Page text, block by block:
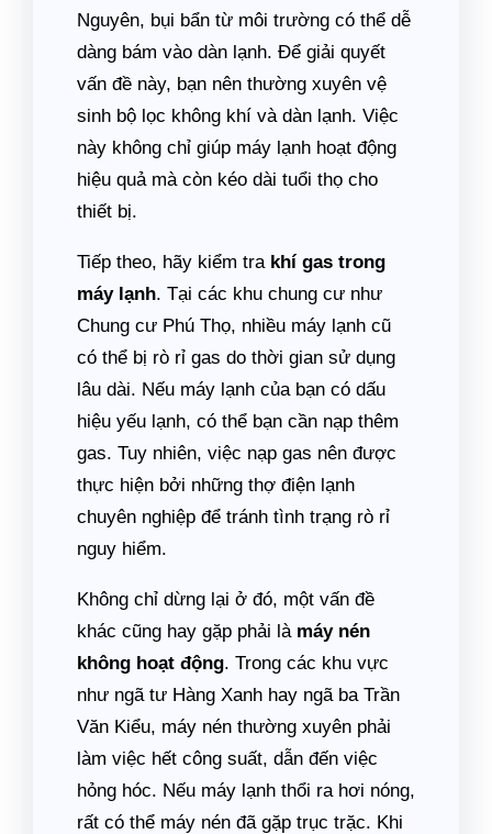
Nguyên, bụi bẩn từ môi trường có thể dễ
dàng bám vào dàn lạnh. Để giải quyết
vấn đề này, bạn nên thường xuyên vệ
sinh bộ lọc không khí và dàn lạnh. Việc
này không chỉ giúp máy lạnh hoạt động
hiệu quả mà còn kéo dài tuổi thọ cho
thiết bị.
Tiếp theo, hãy kiểm tra khí gas trong
máy lạnh. Tại các khu chung cư như
Chung cư Phú Thọ, nhiều máy lạnh cũ
có thể bị rò rỉ gas do thời gian sử dụng
lâu dài. Nếu máy lạnh của bạn có dấu
hiệu yếu lạnh, có thể bạn cần nạp thêm
gas. Tuy nhiên, việc nạp gas nên được
thực hiện bởi những thợ điện lạnh
chuyên nghiệp để tránh tình trạng rò rỉ
nguy hiểm.
Không chỉ dừng lại ở đó, một vấn đề
khác cũng hay gặp phải là máy nén
không hoạt động. Trong các khu vực
như ngã tư Hàng Xanh hay ngã ba Trần
Văn Kiểu, máy nén thường xuyên phải
làm việc hết công suất, dẫn đến việc
hỏng hóc. Nếu máy lạnh thổi ra hơi nóng,
rất có thể máy nén đã gặp trục trặc. Khi